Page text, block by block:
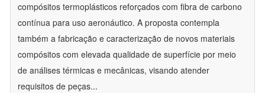
compósitos termoplásticos reforçados com fibra de carbono
contínua para uso aeronáutico. A proposta contempla
também a fabricação e caracterização de novos materiais
compósitos com elevada qualidade de superfície por meio
de análises térmicas e mecânicas, visando atender
requisitos de peças...